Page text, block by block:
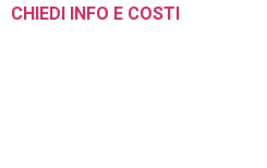
CHIEDI INFO E COSTI